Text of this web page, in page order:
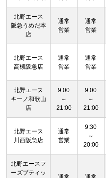
北野エース
阪急うめだ本
店
通常
営業
通常
営業
北野エース
高槻阪急店
通常
営業
通常
営業
北野エース
キーノ和歌山
店
9:00
～
21:00
9:00
～
21:00
北野エース
川西阪急店
通常
営業
9:30
～
20:00
北野エースフ
ーズブティッ